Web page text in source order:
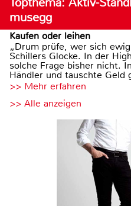
musegg
Kaufen oder leihen
„Drum prüfe, wer sich
Schillers Glocke. In der
solche Frage bisher nicht.
Händler und tauschte Geld
>> Mehr erfahren
>> Alle anzeigen